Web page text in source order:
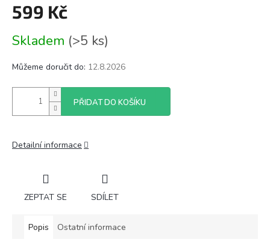
599 Kč
cena:
Skladem (>5 ks)
Můžeme doručit do: 12.8.2026
PŘIDAT DO KOŠÍKU
Detailní informace
ZEPTAT SE SDÍLET
Popis Ostatní informace